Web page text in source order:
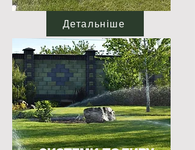
Детальніше